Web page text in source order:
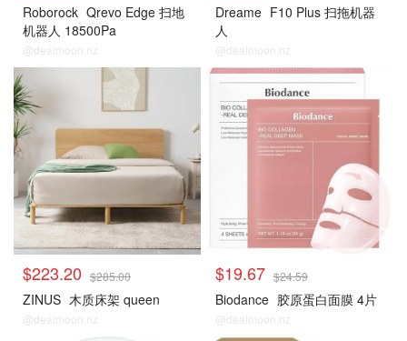
Roborock Qrevo Edge 扫地
机器人 18500Pa
@dealmoon.nz
Dreame F10 Plus 扫拖机器
人
@dealmoon.nz
$223.20 $285.00
ZINUS 木质床架 queen
@dealmoon.nz
$19.67 $24.59
Biodance 胶原蛋白面膜 4片
@dealmoon.nz